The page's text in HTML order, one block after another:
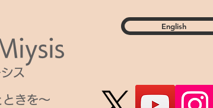
ス
きを～
English